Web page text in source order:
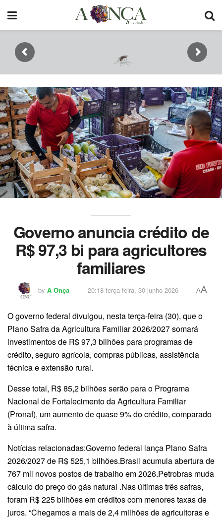
Governo anuncia crédito de
R$ 97,3 bi para agricultores
familiares
by A Onça 20:18 terça-feira, 30 junho 2026 AA
O governo federal divulgou, nesta terça-feira (30), que o
Plano Safra da Agricultura Familiar 2026/2027 somará
investimentos de R$ 97,3 bilhões para programas de
crédito, seguro agrícola, compras públicas, assistência
técnica e extensão rural.
Desse total, R$ 85,2 bilhões serão para o Programa
Nacional de Fortalecimento da Agricultura Familiar
(Pronaf), um aumento de quase 9% do crédito, comparado
à última safra.
Notícias relacionadas:Governo federal lança Plano Safra
2026/2027 de R$ 525,1 bilhões.Brasil acumula abertura de
767 mil novos postos de trabalho em 2026.Petrobras muda
cálculo do preço do gás natural .Nas últimas três safras,
foram R$ 225 bilhões em créditos com menores taxas de
juros. “Chegamos a mais de 2,4 milhões de agricultoras e